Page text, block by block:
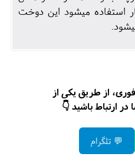
استفاده میشود این دوخت
از طریق یکی از
در ارتباط باشید 👇
💬 تلگرام